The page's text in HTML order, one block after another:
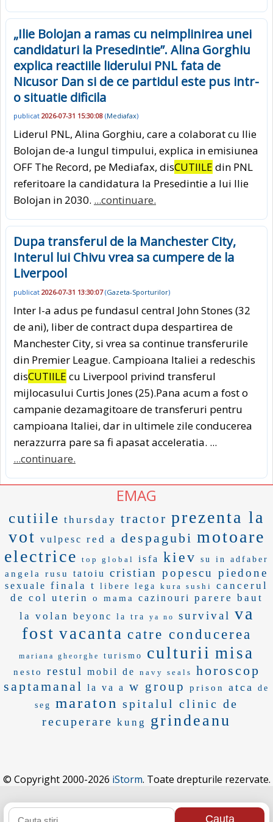
„Ilie Bolojan a ramas cu neimplinirea unei
candidaturi la Presedintie”. Alina Gorghiu
explica reactiile liderului PNL fata de
Nicusor Dan si de ce partidul este pus intr-
o situatie dificila
publicat 2026-07-31 15:30:08 (Mediafax)
Liderul PNL, Alina Gorghiu, care a colaborat cu Ilie
Bolojan de-a lungul timpului, explica in emisiunea
OFF The Record, pe Mediafax, disCUTIILE din PNL
referitoare la candidatura la Presedintie a lui Ilie
Bolojan in 2030. ...continuare.
Dupa transferul de la Manchester City,
Interul lui Chivu vrea sa cumpere de la
Liverpool
publicat 2026-07-31 13:30:07(Gazeta-Sporturilor)
Inter l-a adus pe fundasul central John Stones (32
de ani), liber de contract dupa despartirea de
Manchester City, si vrea sa continue transferurile
din Premier League. Campioana Italiei a redeschis
disCUTIILE cu Liverpool privind transferul
mijlocasului Curtis Jones (25).Pana acum a fost o
campanie dezamagitoare de transferuri pentru
campioana Italiei, dar in ultimele zile conducerea
nerazzurra pare sa fi apasat acceleratia. ...
...continuare.
EMAG
cutiile thursday tractor prezenta la
vot vulpesc red a despagubi motoare
electrice
top global isfa kiev su in adfaber
angela rusu tatoiu cristian popescu piedone
sexuale finala t libere lega kura sushi
cancerul
de col uterin
o mama cazinouri parere baut
la volan beyonc la tra ya no survival va
fost vacanta catre conducerea
mariana gheorghe turismo culturii misa
nesto restul mobil de navy seals
horoscop
saptamanal
la va a w group prison atca
de
seg
maraton spitalul clinic de
recuperare kung grindeanu
© Copyright 2000-2026 iStorm. Toate drepturile rezervate.